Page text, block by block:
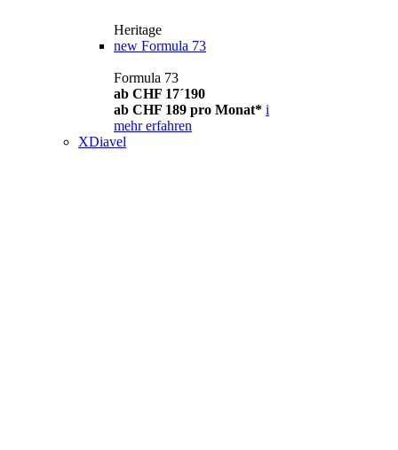
Heritage
new Formula 73
Formula 73
ab CHF 17´190
ab CHF 189 pro Monat* i
mehr erfahren
XDiavel